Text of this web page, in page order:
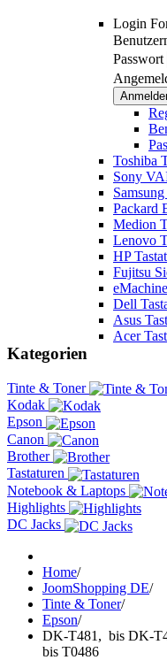
Login
Passwort
Toshiba
Sony
Packard
Medion
Lenovo
HP
Fujitsu
Dell
Asus
Acer
Kategorien
Tinte & Toner
Kodak
Epson
Canon
Brother
Tastaturen
Notebook & Laptops
Highlights
DC Jacks
Home/
JoomShopping DE/
Tinte & Toner/
Epson/
DK-T481, bis DK-
bis T0486